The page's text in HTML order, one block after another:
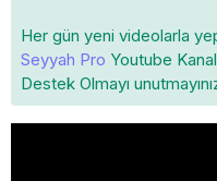
Her gün yeni videolarla
Seyyah Pro Youtube
Destek Olmayı